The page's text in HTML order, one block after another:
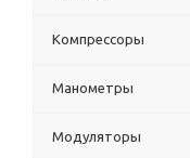
Компрессоры
Манометры
Модуляторы